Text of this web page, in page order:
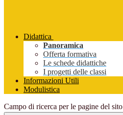
Didattica
Panoramica
Offerta formativa
Le schede didattiche
I progetti delle classi
Informazioni Utili
Modulistica
Campo di ricerca per le pagine del sito